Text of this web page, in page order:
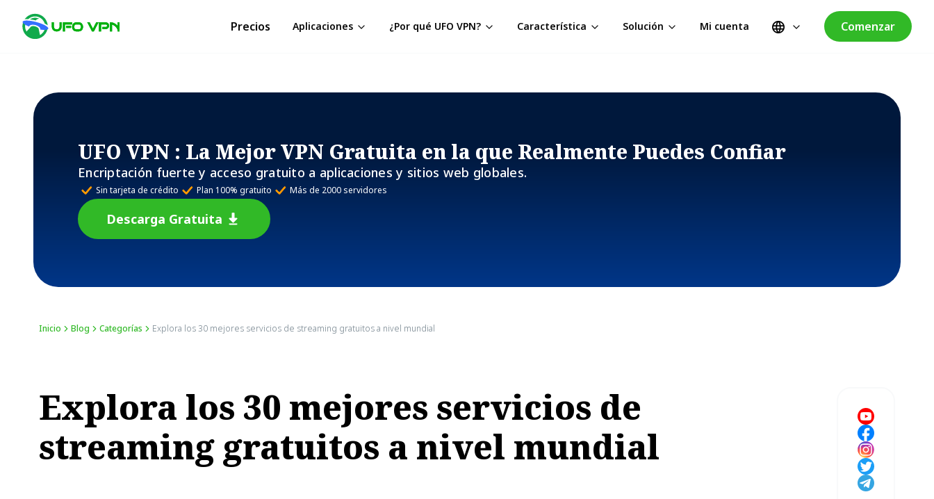
Precios Aplicaciones ¿Por qué UFO VPN? Característica Solución Mi cuenta Comenzar
UFO VPN : La Mejor VPN Gratuita en la que Realmente Puedes Confiar
Encriptación fuerte y acceso gratuito a aplicaciones y sitios web globales.
Sin tarjeta de crédito Plan 100% gratuito Más de 2000 servidores
Descarga Gratuita
Inicio Blog Categorías Explora los 30 mejores servicios de streaming gratuitos a nivel mundial
Explora los 30 mejores servicios de
streaming gratuitos a nivel mundial